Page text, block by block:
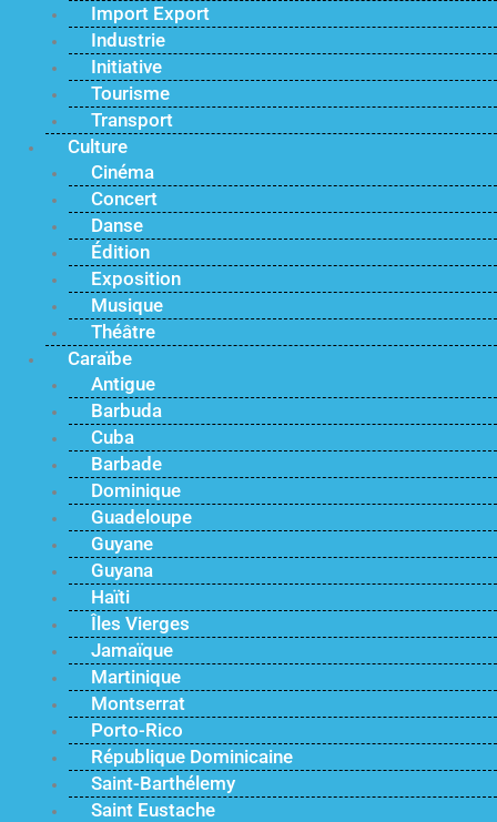
Import Export
Industrie
Initiative
Tourisme
Transport
Culture
Cinéma
Concert
Danse
Édition
Exposition
Musique
Théâtre
Caraïbe
Antigue
Barbuda
Cuba
Barbade
Dominique
Guadeloupe
Guyane
Guyana
Haïti
Îles Vierges
Jamaïque
Martinique
Montserrat
Porto-Rico
République Dominicaine
Saint-Barthélemy
Saint Eustache